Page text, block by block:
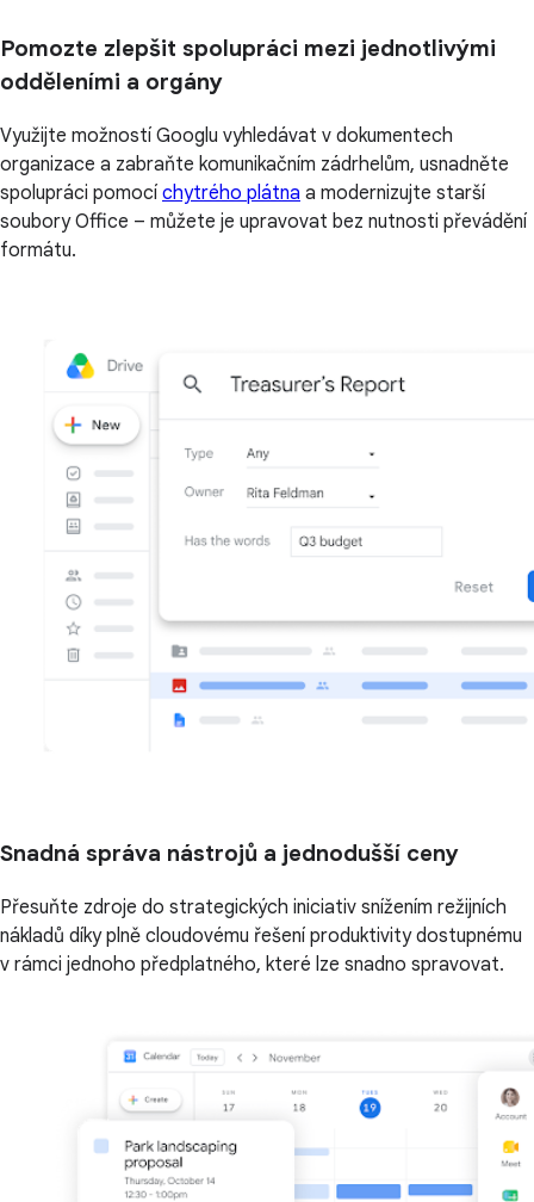
Pomozte zlepšit spolupráci mezi jednotlivými
odděleními a orgány
Využijte možností Googlu vyhledávat v dokumentech
organizace a zabraňte komunikačním zádrhelům, usnadněte
spolupráci pomocí chytrého plátna a modernizujte starší
soubory Office – můžete je upravovat bez nutnosti převádění
formátu.
Snadná správa nástrojů a jednodušší ceny
Přesuňte zdroje do strategických iniciativ snížením režijních
nákladů díky plně cloudovému řešení produktivity dostupnému
v rámci jednoho předplatného, které lze snadno spravovat.